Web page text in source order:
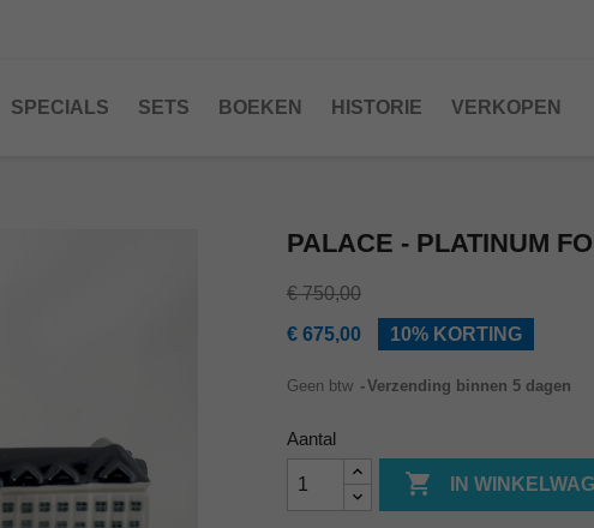
SPECIALS SETS BOEKEN HISTORIE VERKOPEN
PALACE - PLATINUM
€ 750,00
€ 675,00
10% KORTING
Geen btw Verzending binnen 5 dagen
Aantal
 IN